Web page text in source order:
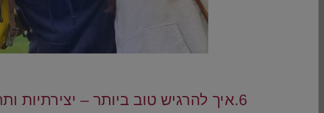
6.איך להרגיש טוב ביותר – יצירתיות ותחביבים